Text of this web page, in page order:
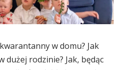
w domu? Jak
dużej rodzinie? Jak, będąc